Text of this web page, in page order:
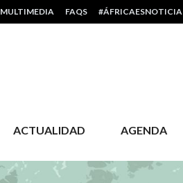
HEADER MENU
MULTIMEDIA FAQS #ÁFRICAESNOTICIA
ACTUALIDAD AGENDA